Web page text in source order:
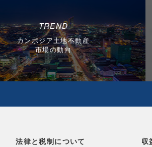
TREND
カンボジア土地不動産
市場の動向
法律と税制について 収